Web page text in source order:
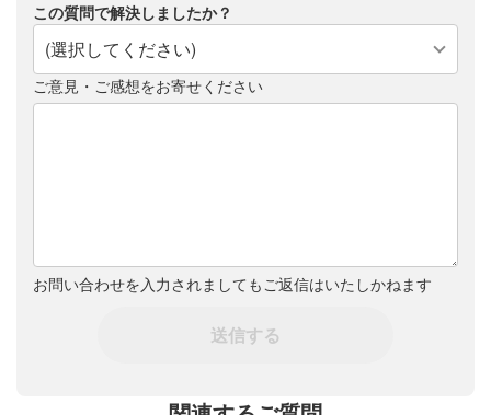
この質問で解決しましたか？
(選択してください)
ご意見・ご感想をお寄せください
お問い合わせを入力されましてもご返信はいたしかねます
送信する